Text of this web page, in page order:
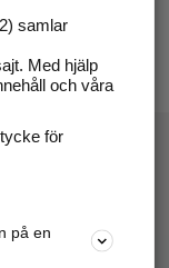
samlar
Med hjälp
och våra
för
på en